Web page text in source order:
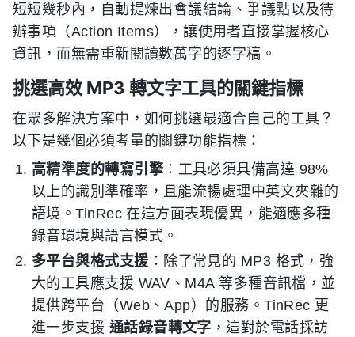
短短幾秒內，自動提煉出會議結論、爭議點以及待
辦事項（Action Items），讓使用者直接掌握核心
資訊，而無需重新閱讀數萬字的逐字稿。
挑選高效 MP3 轉文字工具的關鍵指標
在眾多解決方案中，如何挑選最適合自己的工具？
以下是幾個必須考量的關鍵功能指標：
高精準度的轉寫引擎：工具必須具備高達 98%
以上的識別準確率，且能流暢處理中英文夾雜的
語境。TinRec 在這方面表現優異，能適應多種
錄音環境與語言模式。
多平台與格式支援 ：除了常見的 MP3 格式，強
大的工具應支援 WAV、M4A 等多種音訊檔，並
提供跨平台（Web、App）的服務。TinRec 更
進一步支援 通話錄音轉文字 ，這對於電話採訪